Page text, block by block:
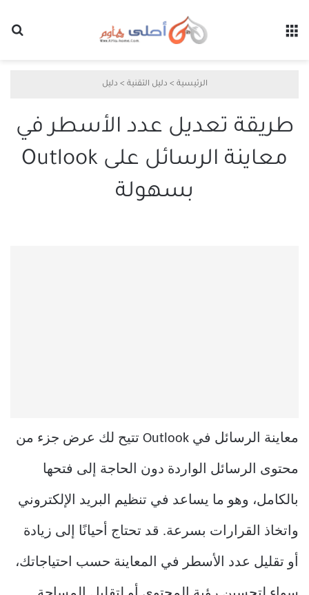
الرئيسية > دليل التقنية > دليل
طريقة تعديل عدد الأسطر في
معاينة الرسائل على Outlook
بسهولة
معاينة الرسائل في Outlook تتيح لك عرض جزء من
محتوى الرسائل الواردة دون الحاجة إلى فتحها
بالكامل، وهو ما يساعد في تنظيم البريد الإلكتروني
واتخاذ القرارات بسرعة. قد تحتاج أحيانًا إلى زيادة
أو تقليل عدد الأسطر في المعاينة حسب احتياجاتك،